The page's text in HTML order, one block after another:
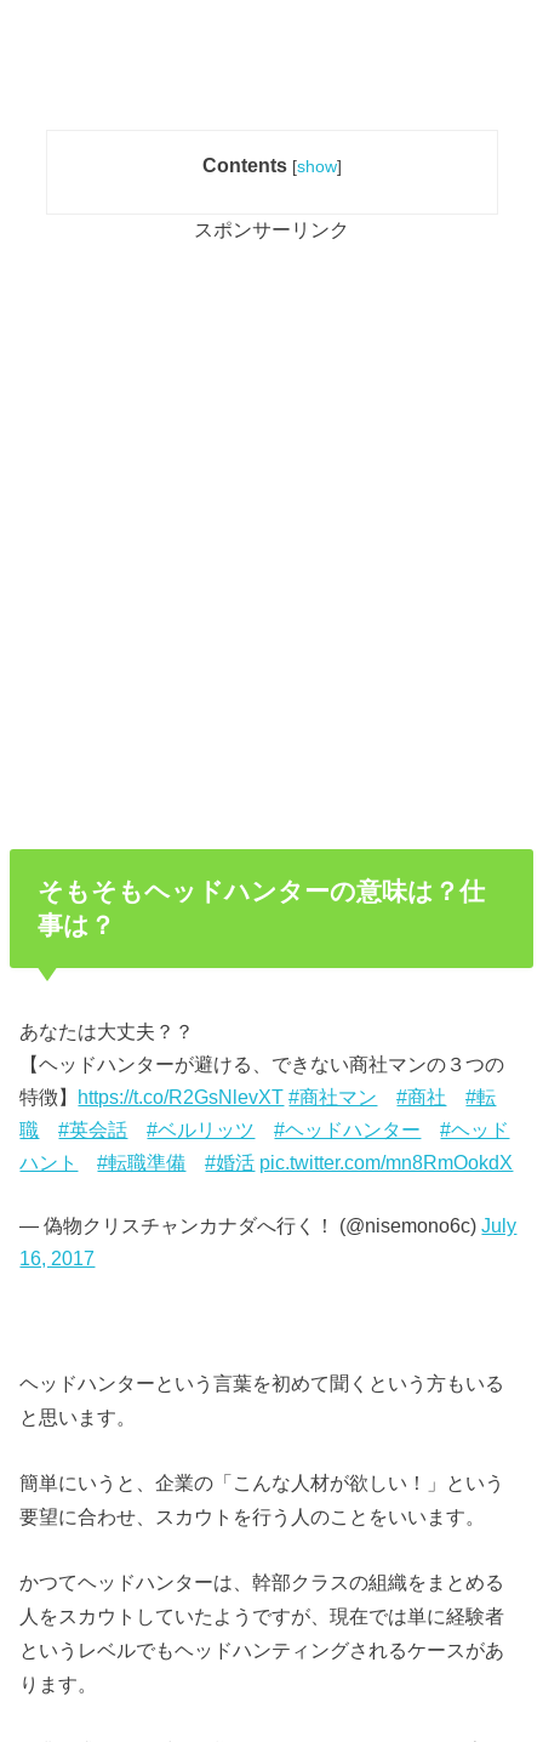
Contents [show]
スポンサーリンク
そもそもヘッドハンターの意味は？仕
事は？
あなたは大丈夫？？
【ヘッドハンターが避ける、できない商社マンの３つの
特徴】 https://t.co/R2GsNlevXT #商社マン #商社
#転
職
#英会話 #ベルリッツ #ヘッドハンター
#ヘッド
ハント
#転職準備 #婚活 pic.twitter.com/mn8RmOokdX
— 偽物クリスチャンカナダへ行く！ (@nisemono6c)July
16, 2017
ヘッドハンターという言葉を初めて聞くという方もいる
と思います。
簡単にいうと、企業の「こんな人材が欲しい！」という
要望に合わせ、スカウトを行う人のことをいいます。
かつてヘッドハンターは、幹部クラスの組織をまとめる
人をスカウトしていたようですが、現在では単に経験者
というレベルでもヘッドハンティングされるケースがあ
ります。